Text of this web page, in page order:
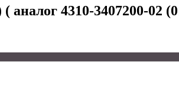
4310-3407200-02